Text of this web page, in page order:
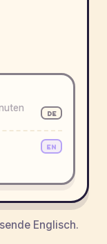
DE
EN
Englisch.